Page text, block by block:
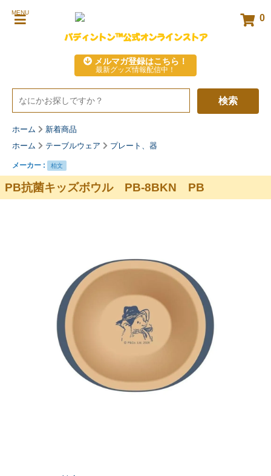
MENU 0
パディントン™公式オンラインストア
メルマガ登録はこちら！
最新グッズ情報配信中！
検索
ホーム
新着商品
ホーム
テーブルウェア プレート、器
メーカー : 柏文
PB抗菌キッズボウル PB-8BKN PB